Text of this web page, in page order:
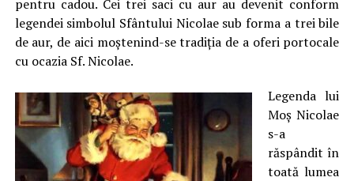
pentru cadou. Cei trei saci cu aur au devenit conform
legendei simbolul Sfântului Nicolae sub forma a trei bile
de aur, de aici moștenind-se tradiția de a oferi portocale
cu ocazia Sf. Nicolae.
Legenda lui
Moș Nicolae
s-a
răspândit în
toată lumea